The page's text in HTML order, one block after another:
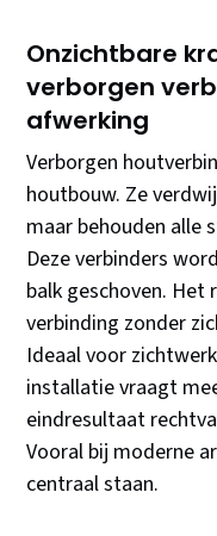
Onzichtbare
verborgen
afwerking
Verborgen
houtbouw. Ze
maar behouden alle
Deze verbinders
balk geschoven.
verbinding zonder
Ideaal voor
installatie vraagt
eindresultaat
Vooral bij moderne
centraal staan.